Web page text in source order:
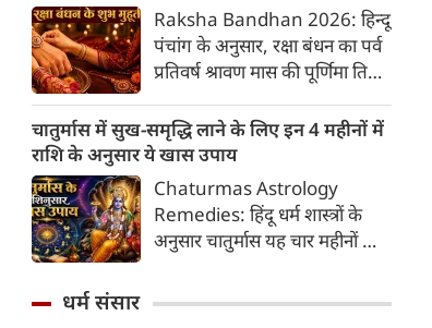
में सीधे (मार्गी) चलने लगे हैं। अब जब
बुद्धि और संवाद का कारक ग्रह सीधी
चाल चलेगा, तो जाहिर है आपकी
सोच, बातचीत और फैसलों की रफ्तार
भी बदल जाएगी।
Raksha Bandhan 2026: हिन्दू
पंचांग के अनुसार, रक्षा बंधन का पर्व
प्रतिवर्ष श्रावण मास की पूर्णिमा तिथि
में इसे मिठास और खुशियों का उत्सव
माना गया है। यह भाई-बहन के प्रेम
का पावन पर्व है। यहां जानें रक्षा बंधन
2026 कब है? जानें रक्षा बंधन
2026 की तारीख...
चातुर्मास में सुख-समृद्धि लाने के लिए इन 4 महीनों में
राशि के अनुसार ये खास उपाय
Chaturmas Astrology
Remedies: हिंदू धर्म शास्त्रों के
अनुसार चातुर्मास यह चार महीनों का
धर्म संसार